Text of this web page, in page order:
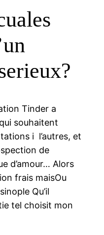
Tinder a
souhaitent
i l’autres, et
de
d’amour… Alors
frais maisOu
Qu’il
tel choisit mon